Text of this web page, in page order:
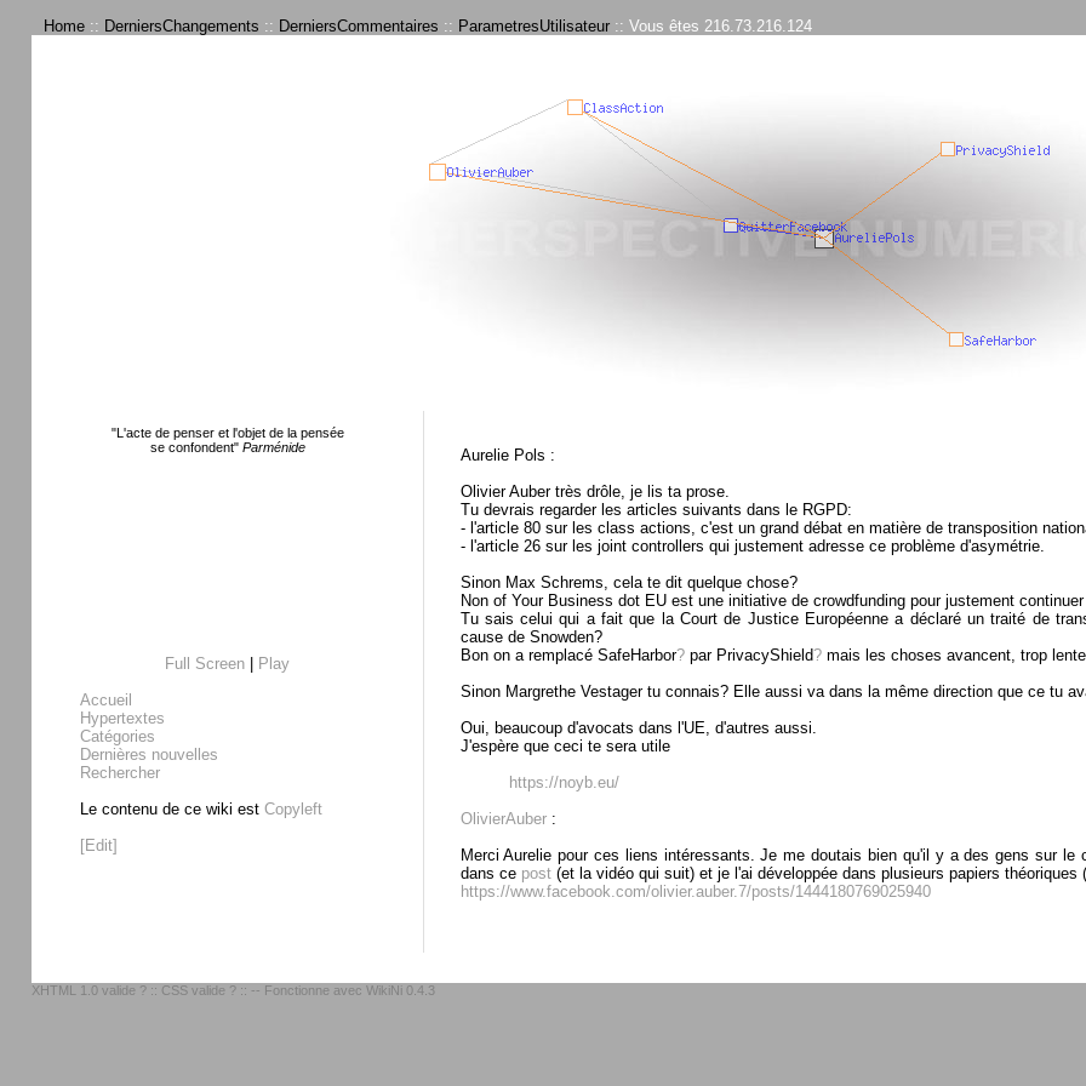
Home :: DerniersChangements :: DerniersCommentaires :: ParametresUtilisateur :: Vous êtes 216.73.216.124
"L'acte de penser et l'objet de la pensée
se confondent"Parménide
Full Screen
Play
Accueil
Hypertextes
Catégories
Dernières nouvelles
Rechercher
Le contenu de ce wiki est Copyleft
[Edit]
Aurelie Pols :
Olivier Auber très drôle, je lis ta prose.
Tu devrais regarder les articles suivants dans le RGPD:
- l'article 80 sur les class actions, c'est un grand débat en matière de transposition
- l'article 26 sur les joint controllers qui justement adresse ce problème d'asymétrie.
Sinon Max Schrems, cela te dit quelque chose?
Non of Your Business dot EU est une initiative de crowdfunding pour justement
Tu sais celui qui a fait que la Court de Justice Européenne a déclaré un traité de
cause de Snowden?
Bon on a remplacé SafeHarbor?par PrivacyShield?mais les choses avancent, trop
Sinon Margrethe Vestager tu connais? Elle aussi va dans la même direction que ce tu
Oui, beaucoup d'avocats dans l'UE, d'autres aussi.
J'espère que ceci te sera utile
https://noyb.eu/
OlivierAuber:
Merci Aurelie pour ces liens intéressants. Je me doutais bien qu'il y a des gens sur
dans ce post(et la vidéo qui suit) et je l'ai développée dans plusieurs papiers théoriques
https://www.facebook.com/olivier.auber.7/posts/1444180769025940
XHTML 1.0 valide ? :: CSS valide ? :: -- Fonctionne avec WikiNi 0.4.3